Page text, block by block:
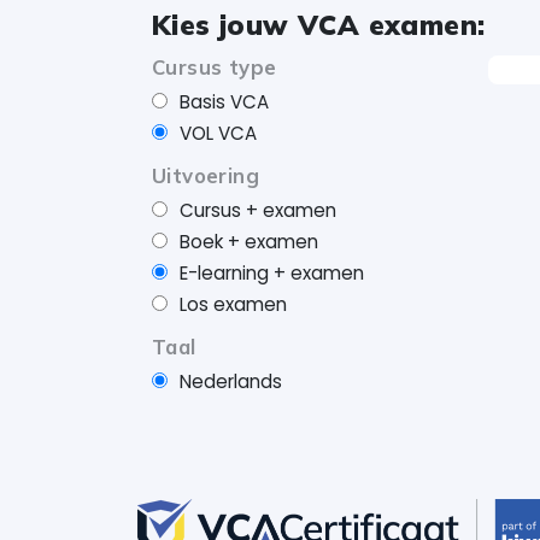
Kies jouw VCA examen:
Cursus type
Basis VCA
VOL VCA
Uitvoering
Cursus + examen
Boek + examen
E-learning + examen
Los examen
Taal
Nederlands